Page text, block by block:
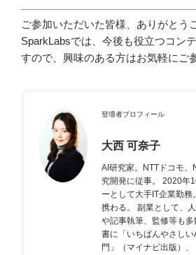
ご参加いただいた皆様、ありがとう
SparkLabsでは、今後も役立つコン
すので、興味のある方はお気軽にご
登壇者プロフィール
大西 可奈子
AI研究家。NTTドコモ、
究開発に従事。 2020年
ーとして大手IT企業勤務
携わる。 副業として、
や記事執筆、監修等も
書に「いちばんやさし
門」（マイナビ出版）